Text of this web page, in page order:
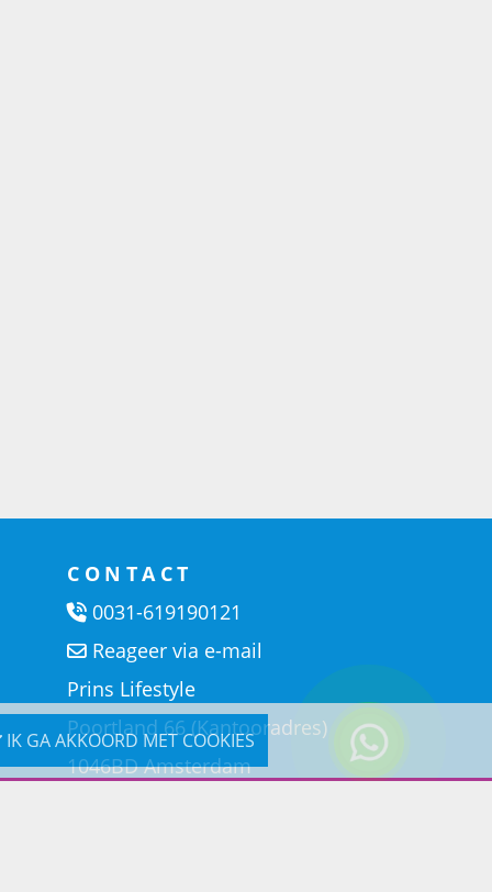
IK GA AKKOORD MET COOKIES
CONTACT
0031-619190121
Reageer via e-mail
Prins Lifestyle
Poortland 66 (Kantooradres)
1046BD Amsterdam